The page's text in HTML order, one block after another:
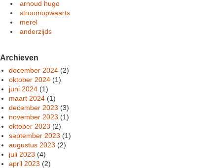
arnoud hugo
stroomopwaarts
merel
anderzijds
Archieven
december 2024 (2)
oktober 2024 (1)
juni 2024 (1)
maart 2024 (1)
december 2023 (3)
november 2023 (1)
oktober 2023 (2)
september 2023 (1)
augustus 2023 (2)
juli 2023 (4)
april 2023 (2)